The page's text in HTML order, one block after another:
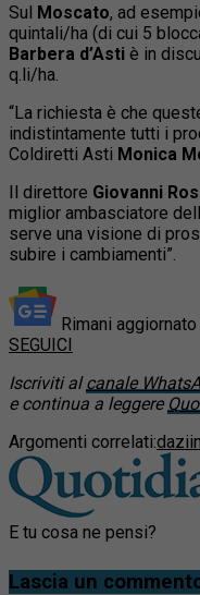
Sul Moscato, ad
quintali/ha (di cui 5
Barbera d’Asti è in
q.li/ha.
“La richiesta è che
indistintamente tutti i
Coldiretti Asti Monica
Il direttore Giovanni
miglior ambasciatore
serve una visione di
subire i cambiamenti”.
Rimani
SEGUICI
Iscriviti alcanale
e continua a leggere
Argomenti correlati:dazi
E tu cosa ne pensi?
Lascia un